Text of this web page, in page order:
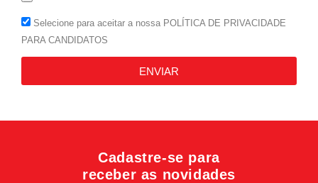
Selecione para aceitar a nossa POLÍTICA DE PRIVACIDADE
PARA CANDIDATOS
ENVIAR
Cadastre-se para
receber as novidades